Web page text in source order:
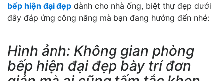
bếp hiện đại đẹp dành cho nhà ống, biệt thự đẹp dưới
đây đáp ứng công năng mà bạn đang hướng đến nhé:
Hình ảnh: Không gian phòng
bếp hiện đại đẹp bày trí đơn